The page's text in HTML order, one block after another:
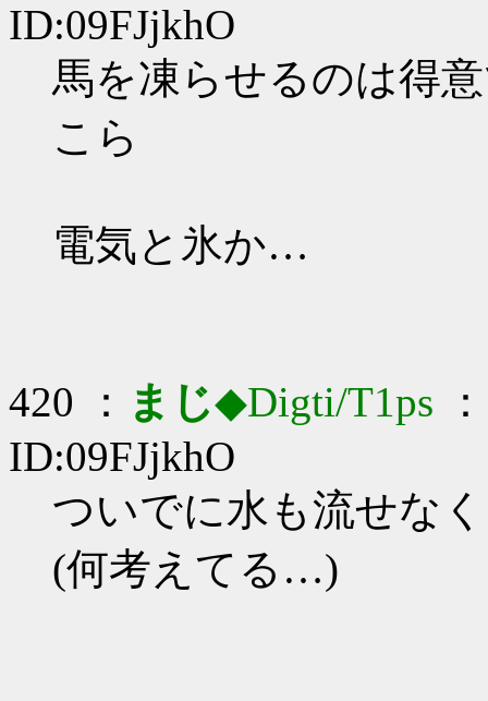
ID:09FJjkhO
馬を凍らせるのは得
こら
電気と氷か…
420 ： まじ◆Digti/T1ps
ID:09FJjkhO
ついでに水も流せな
(何考えてる…)